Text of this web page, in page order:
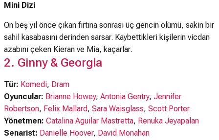
Mini Dizi
On beş yıl önce çıkan fırtına sonrası üç gencin ölümü, sakin bir
sahil kasabasını derinden sarsar. Kaybettikleri kişilerin vicdan
azabını çeken Kieran ve Mia, kaçarlar.
2. Ginny & Georgia
Tür: Komedi, Dram
Oyuncular: Brianne Howey, Antonia Gentry, Jennifer
Robertson, Felix Mallard, Sara Waisglass, Scott Porter
Yönetmen: Catalina Aguilar Mastretta, Renuka Jeyapalan
Senarist: Danielle Hoover, David Monahan